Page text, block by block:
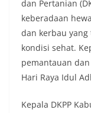
dan Pertanian
keberadaan
dan kerbau
kondisi sehat.
pemantauan
Hari Raya Idul
Kepala DKPP